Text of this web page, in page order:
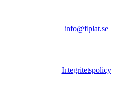
info@flplat.se
Integritetspolicy